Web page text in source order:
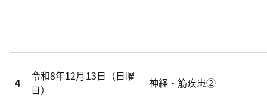
4
令和8年12月13日（日曜
日）
神経・筋疾患②